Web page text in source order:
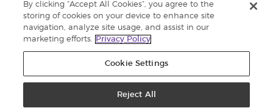
Peizerweg 97
9727 AJ Groningen
Netherlands
Înscriere Brand Partners0800 890113
Politica de confidențialitate
By clicking “Accept All Cookies”, you agree to the
storing of cookies on your device to enhance site
navigation, analyze site usage, and assist in our
marketing efforts.
Privacy Policy
Cookie Settings
Reject All